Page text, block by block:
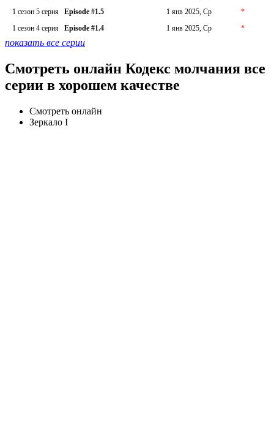
1 сезон 5 серия
Episode #1.5 1 янв 2025, Ср
*
1 сезон 4 серия
Episode #1.4 1 янв 2025, Ср *
показать все серии
Смотреть онлайн Кодекс молчания все
серии в хорошем качестве
Смотреть онлайн
Зеркало I